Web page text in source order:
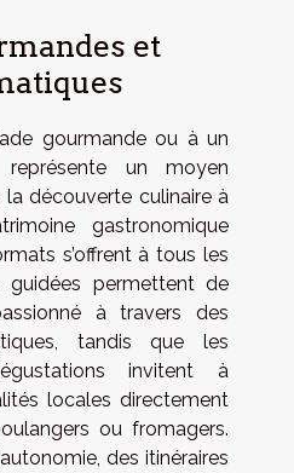
et
gourmande ou à un
un moyen
la découverte culinaire à
gastronomique
s’offrent à tous les
guidées permettent de
à travers des
tandis que les
invitent à
locales directement
ou fromagers.
des itinéraires